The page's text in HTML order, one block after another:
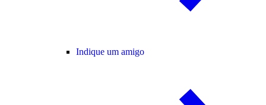
Indique um amigo